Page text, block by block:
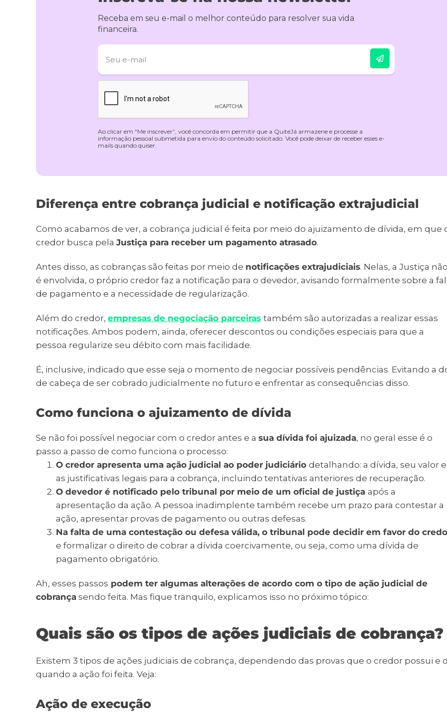
Receba em seu e-mail o melhor conteúdo para resolver sua vida
financeira.
Ao clicar em “Me inscrever”, você concorda em permitir que a QuiteJá armazene e processe a
informação pessoal submetida para envio do conteúdo solicitado. Você pode deixar de receber esses e-
mails quando quiser.
Diferença entre cobrança judicial e notificação extrajudicial
Como acabamos de ver, a cobrança judicial é feita por meio do ajuizamento de dívida, em que
credor busca pela Justiça para receber um pagamento atrasado.
Antes disso, as cobranças são feitas por meio de notificações extrajudiciais. Nelas, a Justiça
é envolvida, o próprio credor faz a notificação para o devedor, avisando formalmente sobre a
de pagamento e a necessidade de regularização.
Além do credor, empresas de negociação parceiras também são autorizadas a realizar essas
notificações. Ambos podem, ainda, oferecer descontos ou condições especiais para que a
pessoa regularize seu débito com mais facilidade.
É, inclusive, indicado que esse seja o momento de negociar possíveis pendências. Evitando a
de cabeça de ser cobrado judicialmente no futuro e enfrentar as consequências disso.
Como funciona o ajuizamento de dívida
Se não foi possível negociar com o credor antes e a sua dívida foi ajuizada, no geral esse é o
passo a passo de como funciona o processo:
O credor apresenta uma ação judicial ao poder judiciário detalhando: a dívida, seu valor e
as justificativas legais para a cobrança, incluindo tentativas anteriores de recuperação.
O devedor é notificado pelo tribunal por meio de um oficial de justiça após a
apresentação da ação. A pessoa inadimplente também recebe um prazo para contestar a
ação, apresentar provas de pagamento ou outras defesas.
Na falta de uma contestação ou defesa válida, o tribunal pode decidir em favor do
e formalizar o direito de cobrar a dívida coercivamente, ou seja, como uma dívida de
pagamento obrigatório.
Ah, esses passos podem ter algumas alterações de acordo com o tipo de ação judicial de
cobrança sendo feita. Mas fique tranquilo, explicamos isso no próximo tópico:
Quais são os tipos de ações judiciais de cobrança?
Existem 3 tipos de ações judiciais de cobrança, dependendo das provas que o credor possui e
quando a ação foi feita. Veja:
Ação de execução